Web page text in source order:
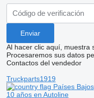
Al hacer clic aquí, muestra
Procesaremos sus datos
Contactos del vendedor
Truckparts1919
Países Bajos
10 años en Autoline